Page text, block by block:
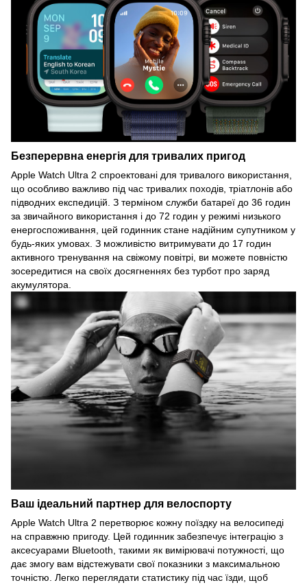
Безперервна енергія для тривалих пригод
Apple Watch Ultra 2 спроектовані для тривалого використання,
що особливо важливо під час тривалих походів, тріатлонів або
підводних експедицій. З терміном служби батареї до 36 годин
за звичайного використання і до 72 годин у режимі низького
енергоспоживання, цей годинник стане надійним супутником у
будь-яких умовах. З можливістю витримувати до 17 годин
активного тренування на свіжому повітрі, ви можете повністю
зосередитися на своїх досягненнях без турбот про заряд
акумулятора.
Ваш ідеальний партнер для велоспорту
Apple Watch Ultra 2 перетворює кожну поїздку на велосипеді
на справжню пригоду. Цей годинник забезпечує інтеграцію з
аксесуарами Bluetooth, такими як вимірювачі потужності, що
дає змогу вам відстежувати свої показники з максимальною
точністю. Легко переглядати статистику під час їзди, щоб